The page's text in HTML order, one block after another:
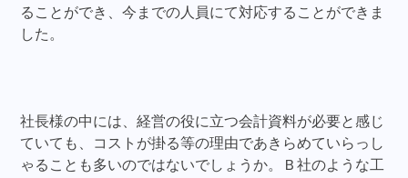
ることができ、今までの人員にて対応することができま
した。
社長様の中には、経営の役に立つ会計資料が必要と感じ
ていても、コストが掛る等の理由であきらめていらっし
ゃることも多いのではないでしょうか。Ｂ社のような工